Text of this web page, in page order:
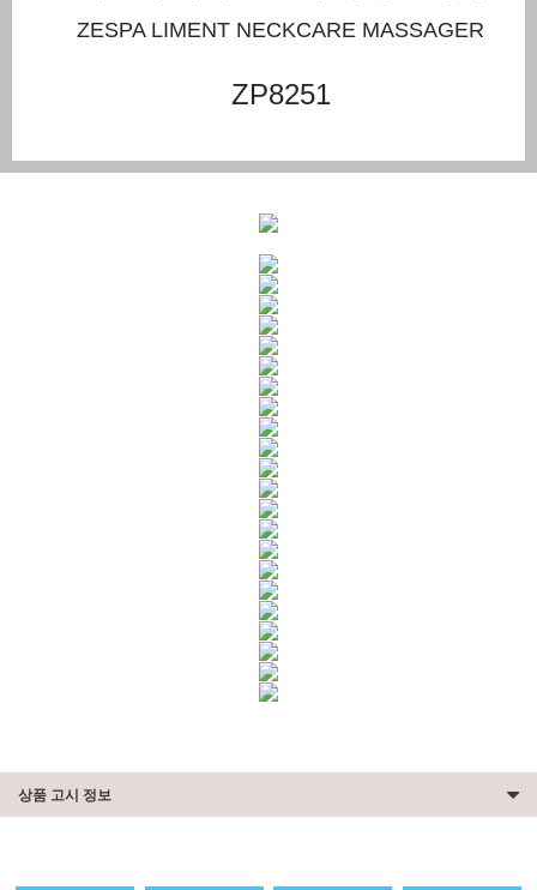
ZESPA LIMENT NECKCARE MASSAGER
ZP8251
상품 고시 정보